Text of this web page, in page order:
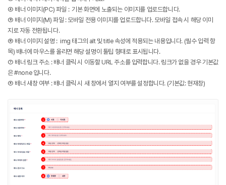
④ 배너 이미지(PC) 파일 : 기본 화면에 노출되는 이미지를 업로드합니다.
⑤ 배너 이미지(M) 파일 : 모바일 전용 이미지를 업로드합니다. 모바일 접속 시 해당 이미
지로 자동 전환됩니다.
⑥ 배너 이미지 설명 : img 태그의 alt 및 title 속성에 적용되는 내용입니다. (필수 입력 항
목) 배너에 마우스를 올리면 해당 설명이 툴팁 형태로 표시됩니다.
⑦ 배너 링크 주소 : 배너 클릭 시 이동할 URL 주소를 입력합니다. 링크가 없을 경우 기본값
은 #none 입니다.
⑧ 배너 새창 여부 : 배너 클릭 시 새 창에서 열지 여부를 설정합니다. (기본값: 현재창)